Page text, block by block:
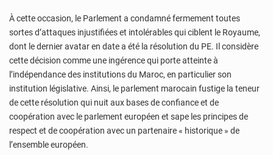
À cette occasion, le Parlement a condamné fermement toutes
sortes d’attaques injustifiées et intolérables qui ciblent le Royaume,
dont le dernier avatar en date a été la résolution du PE. Il considère
cette décision comme une ingérence qui porte atteinte à
l’indépendance des institutions du Maroc, en particulier son
institution législative. Ainsi, le parlement marocain fustige la teneur
de cette résolution qui nuit aux bases de confiance et de
coopération avec le parlement européen et sape les principes de
respect et de coopération avec un partenaire « historique » de
l’ensemble européen.